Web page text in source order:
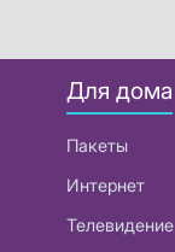
Для дома
Пакеты
Интернет
Телевидение